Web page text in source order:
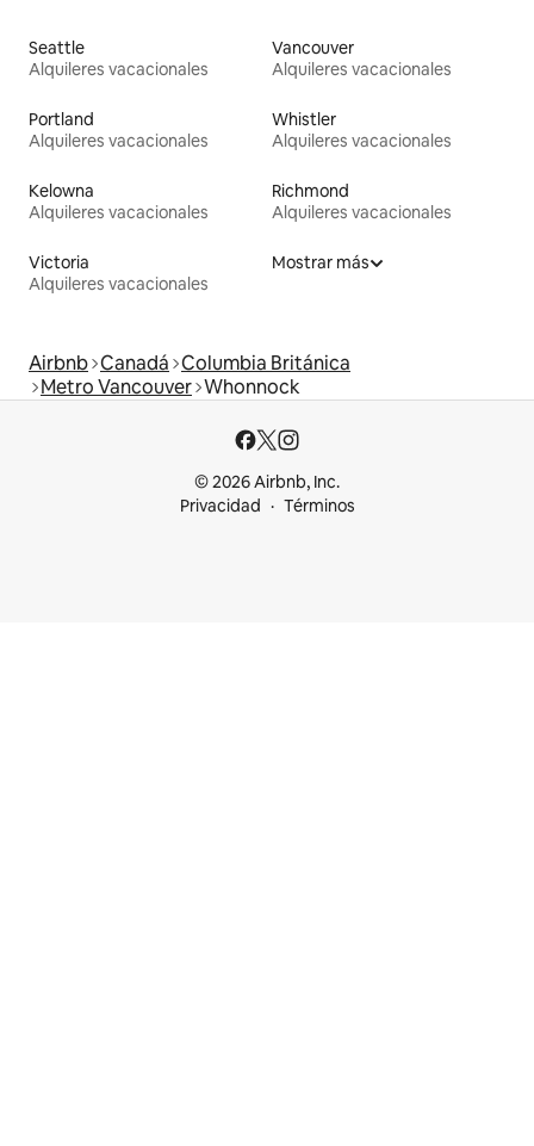
Seattle
Alquileres vacacionales
Vancouver
Alquileres vacacionales
Portland
Alquileres vacacionales
Whistler
Alquileres vacacionales
Kelowna
Alquileres vacacionales
Richmond
Alquileres vacacionales
Victoria
Alquileres vacacionales
Mostrar más
Airbnb Canadá Columbia Británica
Metro Vancouver Whonnock
© 2026 Airbnb, Inc.
Privacidad
Términos